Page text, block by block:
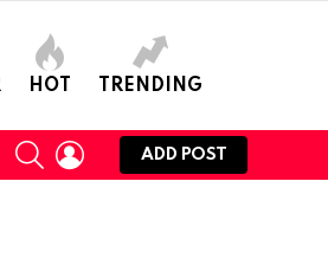
HOT TRENDING
SEARCHLOGIN
ADD POST